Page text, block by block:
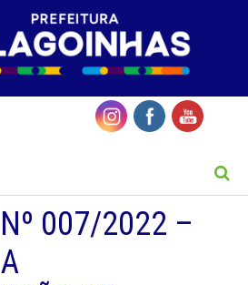
007/2022 –